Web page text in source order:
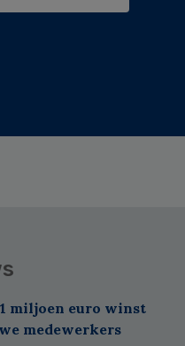
miljoen euro winst
medewerkers